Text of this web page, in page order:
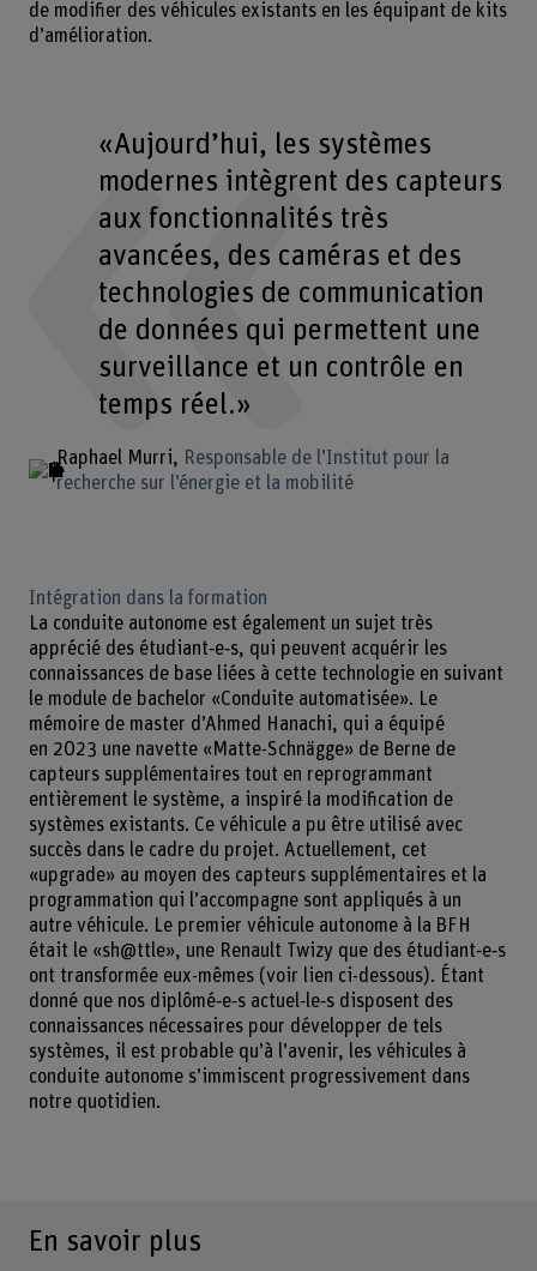
de modifier des véhicules existants en les équipant de kits
d’amélioration.
«Aujourd’hui, les systèmes
modernes intègrent des capteurs
aux fonctionnalités très
avancées, des caméras et des
technologies de communication
de données qui permettent une
surveillance et un contrôle en
temps réel.»
Raphael Murri
Responsable de l’Institut pour la
recherche sur l’énergie et la mobilité
Intégration dans la formation
La conduite autonome est également un sujet très
apprécié des étudiant‑e‑s, qui peuvent acquérir les
connaissances de base liées à cette technologie en suivant
le module de bachelor «Conduite automatisée». Le
mémoire de master d’Ahmed Hanachi, qui a équipé
en 2023 une navette «Matte-Schnägge» de Berne de
capteurs supplémentaires tout en reprogrammant
entièrement le système, a inspiré la modification de
systèmes existants. Ce véhicule a pu être utilisé avec
succès dans le cadre du projet. Actuellement, cet
«upgrade» au moyen des capteurs supplémentaires et la
programmation qui l’accompagne sont appliqués à un
autre véhicule. Le premier véhicule autonome à la BFH
était le «sh@ttle», une Renault Twizy que des étudiant‑e‑s
ont transformée eux-mêmes (voir lien ci-dessous). Étant
donné que nos diplômé‑e‑s actuel‑le‑s disposent des
connaissances nécessaires pour développer de tels
systèmes, il est probable qu’à l’avenir, les véhicules à
conduite autonome s’immiscent progressivement dans
notre quotidien.
En savoir plus